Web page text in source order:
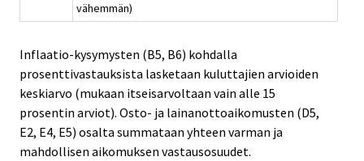
vähemmän)
Inflaatio-kysymysten (B5, B6) kohdalla
prosenttivastauksista lasketaan kuluttajien arvioiden
keskiarvo (mukaan itseisarvoltaan vain alle 15
prosentin arviot). Osto- ja lainanottoaikomusten (D5,
E2, E4, E5) osalta summataan yhteen varman ja
mahdollisen aikomuksen vastausosuudet.